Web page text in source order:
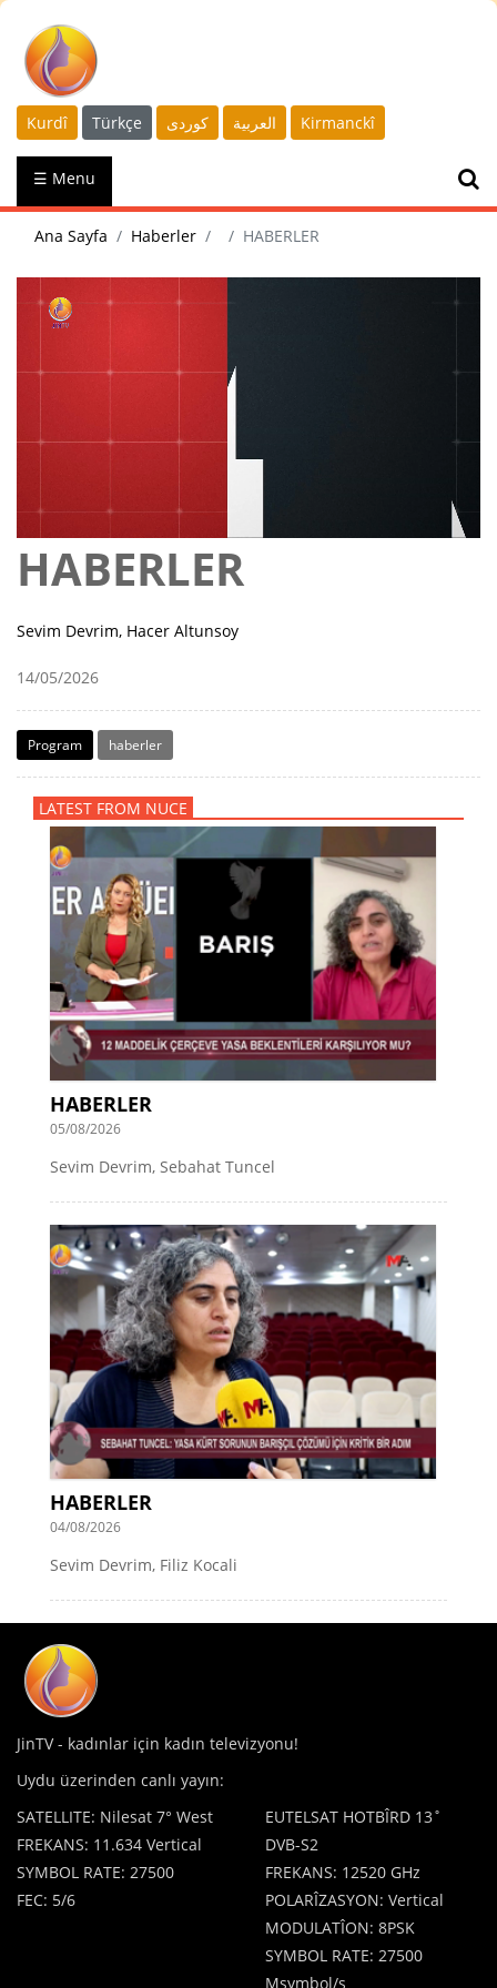
Kurdî Türkçe كوردى العربية Kirmanckî
☰ Menu
Ana Sayfa Haberler HABERLER
HABERLER
Sevim Devrim, Hacer Altunsoy
14/05/2026
Program haberler
LATEST FROM NUCE
HABERLER
05/08/2026
Sevim Devrim, Sebahat Tuncel
HABERLER
04/08/2026
Sevim Devrim, Filiz Kocali
JinTV - kadınlar için kadın televizyonu!
Uydu üzerinden canlı yayın:
SATELLITE: Nilesat 7° West
FREKANS: 11.634 Vertical
SYMBOL RATE: 27500
FEC: 5/6
EUTELSAT HOTBÎRD 13˚
DVB-S2
FREKANS: 12520 GHz
POLARÎZASYON: Vertical
MODULATÎON: 8PSK
SYMBOL RATE: 27500
Msymbol/s